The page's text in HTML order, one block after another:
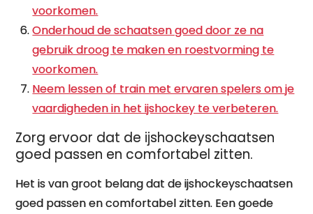
voorkomen.
Onderhoud de schaatsen goed door ze na
gebruik droog te maken en roestvorming te
voorkomen.
Neem lessen of train met ervaren spelers om je
vaardigheden in het ijshockey te verbeteren.
Zorg ervoor dat de ijshockeyschaatsen
goed passen en comfortabel zitten.
Het is van groot belang dat de ijshockeyschaatsen
goed passen en comfortabel zitten. Een goede